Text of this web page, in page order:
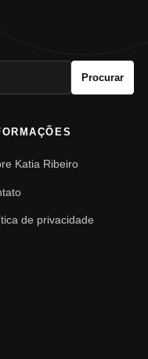
Procurar
Katia Ribeiro
de privacidade